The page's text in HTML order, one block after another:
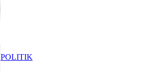
POLITIK